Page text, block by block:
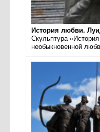
История любви.
Скульптура
необыкновенной